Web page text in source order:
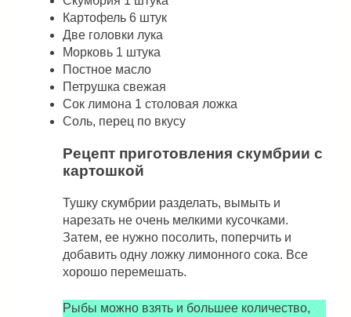
Картофель 6 штук
Две головки лука
Морковь 1 штука
Постное масло
Петрушка свежая
Сок лимона 1 столовая ложка
Соль, перец по вкусу
Рецепт приготовления скумбрии с
картошкой
Тушку скумбрии разделать, вымыть и
нарезать не очень мелкими кусочками.
Затем, ее нужно посолить, поперчить и
добавить одну ложку лимонного сока. Все
хорошо перемешать.
Рыбы можно взять и большее количество,